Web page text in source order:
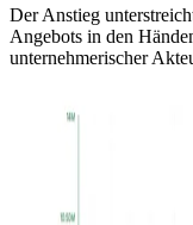
Der Anstieg
Angebots in den
unternehmerischer